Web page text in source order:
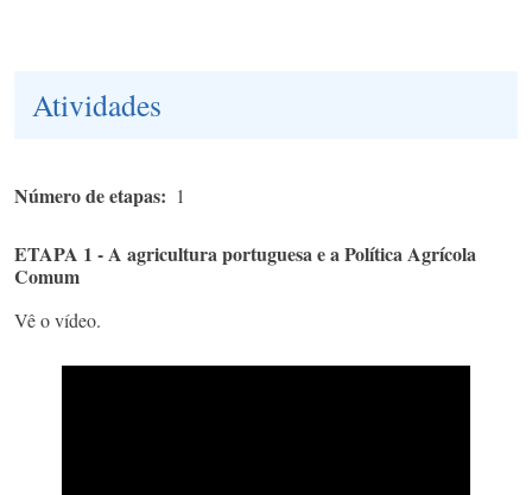
Atividades
Número de etapas 1
ETAPA 1 - A agricultura portuguesa e a Política Agrícola
Comum
Vê o vídeo.